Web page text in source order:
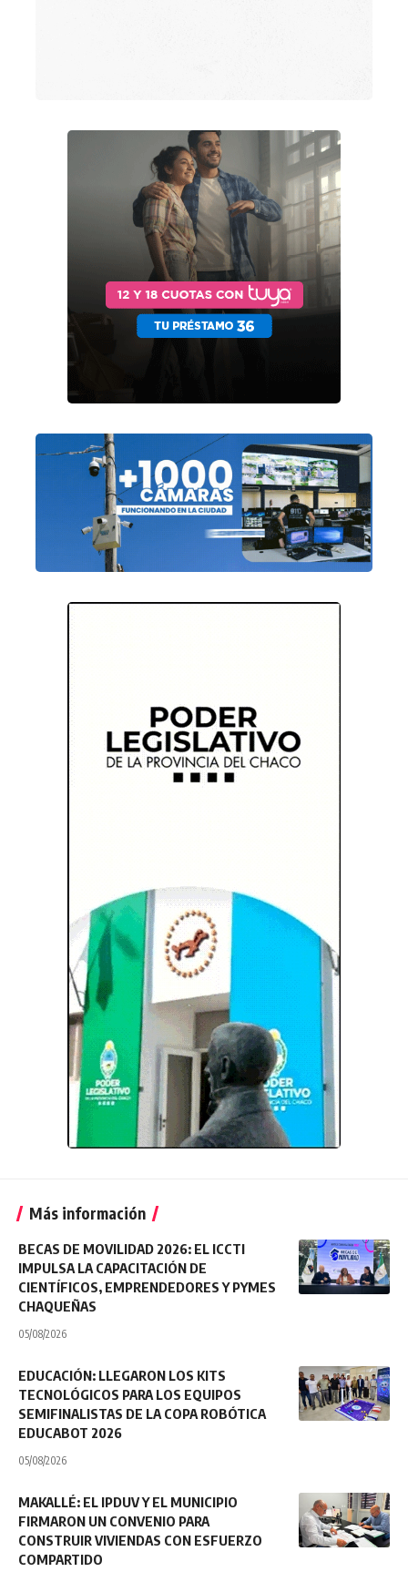
Más información
BECAS DE MOVILIDAD 2026: EL ICCTI
IMPULSA LA CAPACITACIÓN DE
CIENTÍFICOS, EMPRENDEDORES Y PYMES
CHAQUEÑAS
05/08/2026
EDUCACIÓN: LLEGARON LOS KITS
TECNOLÓGICOS PARA LOS EQUIPOS
SEMIFINALISTAS DE LA COPA ROBÓTICA
EDUCABOT 2026
05/08/2026
MAKALLÉ: EL IPDUV Y EL MUNICIPIO
FIRMARON UN CONVENIO PARA
CONSTRUIR VIVIENDAS CON ESFUERZO
COMPARTIDO